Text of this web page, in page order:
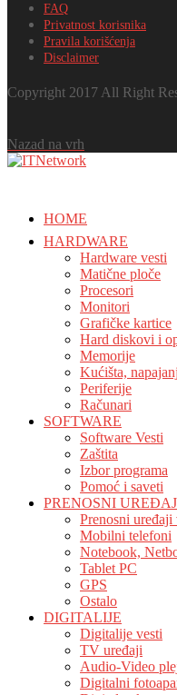
FAQ
Privatnost korisnika
Pravila korišćenja
Disclaimer
Copyright 2017 All Right
Nazad na vrh
HOME
HARDWARE
Hardware vesti
Matične ploče
Procesori
Monitori
Grafičke kartice
Hard diskovi i
Memorije
Kućišta,
Periferije
Računari
SOFTWARE
Software Vesti
Zaštita
Izbor programa
Pomoć i saveti
PRENOSNI
Prenosni uređaji
Mobilni telefoni
Notebook,
Tablet PC
GPS
Ostalo
DIGITALIJE
Digitalije vesti
TV uređaji
Audio-Video
Digitalni